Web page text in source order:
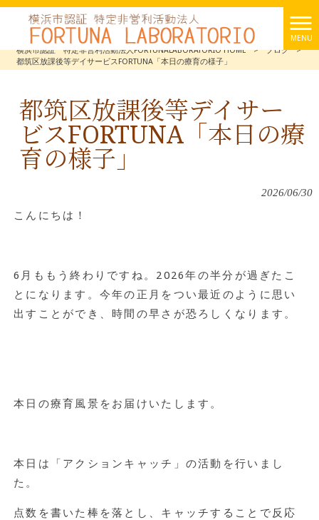
MENU
横浜市認証 特定非営利活動法人FORTUNALABORATORIO HOME
> ブログ
>
都筑区放課後等デイサービスFORTUNA「本日の療育の様子」
都筑区放課後等デイサー
ビスFORTUNA「本日の療
育の様子」
2026/06/30
こんにちは！
6 月ももう終わりですね。 2026年の半分が過ぎたこ
とになります。今年の正月をつい最近のように思い
出すことができ、時間の早さが恐ろしくなります。
本日の療育風景をお届けいたします。
本日は「アクションキャッチ」の活動を行いまし
た。
点数を書いた棒を落とし、キャッチすることで反応